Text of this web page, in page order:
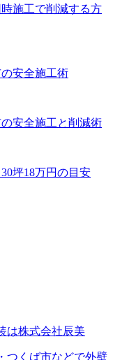
施工で削減する方
安全施工術
安全施工と削減術
坪18万円の目安
つくば市などで外壁